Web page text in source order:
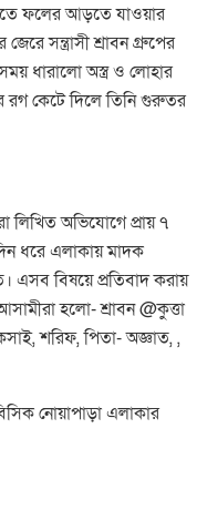
ফলের আড়তে যাওয়ার
সন্ত্রাসী শ্রাবন গ্রুপের
ধারালো অস্ত্র ও লোহার
কেটে দিলে তিনি গুরুতর
লিখিত অভিযোগে প্রায় ৭
ধরে এলাকায় মাদক
এসব বিষয়ে প্রতিবাদ করায়
হলো- শ্রাবন @কুত্তা
শরিফ, পিতা- অজ্ঞাত, ,
নোয়াপাড়া এলাকার